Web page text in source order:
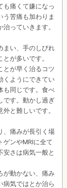
痛くて嫌になっ
う苦痛も加わりま
っていきます。
まい、手のしびれ
が多いです。
とが早く治るコツ
くようにできてい
も同じです。食べ
です。動かし過ぎ
と難しいです。
、痛みが長引く場
ゲンやMRIに全て
安さは病気一般と
が動かない、痛み
病気ではとか治ら